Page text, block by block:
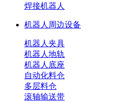
焊接机器人
机器人周边设备
机器人夹具
机器人地轨
机器人底座
自动化料仓
多层料仓
滚轴输送带